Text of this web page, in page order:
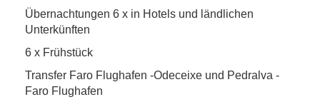
Übernachtungen 6 x in Hotels und ländlichen
Unterkünften
6 x Frühstück
Transfer Faro Flughafen -Odeceixe und Pedralva -
Faro Flughafen